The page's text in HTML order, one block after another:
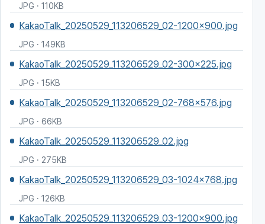
JPG · 110KB
KakaoTalk_20250529_113206529_02-1200x900.jpg
JPG · 149KB
KakaoTalk_20250529_113206529_02-300x225.jpg
JPG · 15KB
KakaoTalk_20250529_113206529_02-768x576.jpg
JPG · 66KB
KakaoTalk_20250529_113206529_02.jpg
JPG · 275KB
KakaoTalk_20250529_113206529_03-1024x768.jpg
JPG · 126KB
KakaoTalk_20250529_113206529_03-1200x900.jpg